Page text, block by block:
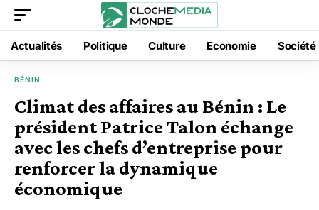
Actualités Politique Culture Economie Société
BÉNIN
Climat des affaires au Bénin : Le
président Patrice Talon échange
avec les chefs d’entreprise pour
renforcer la dynamique
économique